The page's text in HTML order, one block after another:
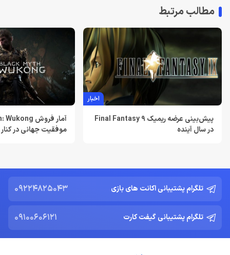
بهترین دی ان اس برای پلی استیشن | معرفی dns برای PS5
تیر 30, 1404
لغو توسعه بازی Just Cause 5 توسط اسکوئر انیکس
Nemesis
خرداد 22, 1404
مطالب مرتبط
اخبار
پیش‌بینی عرضه ریمیک Final Fantasy 9
در سال آینده
موفقیت جهانی در
تلگرام پشتیبانی اکانت های بازی 09224825043
تلگرام پشتیبانی گیفت کارت 09100606121